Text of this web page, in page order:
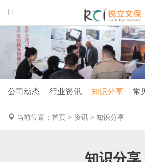
公司动态 行业资讯 知识分享 常
当前位置： 首页 > 资讯 > 知识分享
知识分享